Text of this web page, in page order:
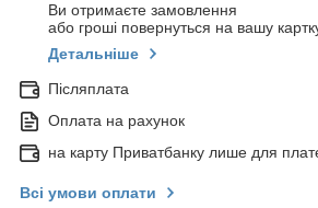
Ви отримаєте замовлення
або гроші повернуться на вашу
Детальніше
Післяплата
Оплата на рахунок
на карту Приватбанку лише для
Всі умови оплати